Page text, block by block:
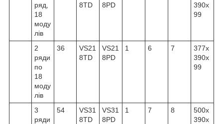
ряд,
18
моду
лів
8TD
8PD
390x
99
2
ряди
по
18
моду
лів
36
VS21
8TD
VS21
8PD
1 6 7
377x
390x
99
3
ряди
54
VS31
8TD
VS31
8PD
1 7 8
500x
390x